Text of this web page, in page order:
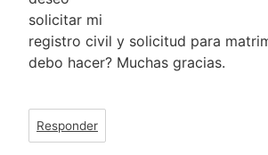
solicitar mi
registro civil y solicitud para
debo hacer? Muchas gracias.
Responder